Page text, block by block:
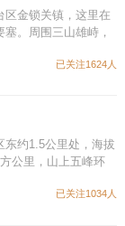
区金锁关镇，这里在
。周围三山雄峙，
已关注1624人
东约1.5公里处，海拔
公里，山上五峰环
已关注1034人